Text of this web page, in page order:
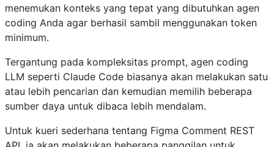
menemukan konteks yang tepat yang dibutuhkan agen
coding Anda agar berhasil sambil menggunakan token
minimum.
Tergantung pada kompleksitas prompt, agen coding
LLM seperti Claude Code biasanya akan melakukan satu
atau lebih pencarian dan kemudian memilih beberapa
sumber daya untuk dibaca lebih mendalam.
Untuk kueri sederhana tentang Figma Comment REST